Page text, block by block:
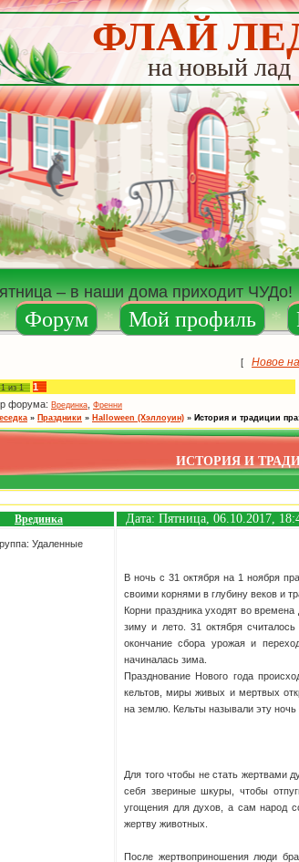
ФЛАЙ
на новый лад
– в наши дома приходит ЧУДо!
Форум * Мой профиль *
[ Новое
1из1
1
форума: Врединка Френни
» Праздники » Halloween (Хэллоуин) » История и традиции
ИСТОРИЯ И
Врединка Дата: Пятница, 06.10.2017,
Удаленные
В ночь с 31 октября на 1 ноября
своими корнями в глубину веков и
Корни праздника уходят во
зиму и лето. 31 октября
окончание сбора урожая и
начиналась зима.
Празднование Нового года
кельтов, миры живых и мертвых
на землю. Кельты называли эту
Для того чтобы не стать жертвами
себя звериные шкуры, чтобы
угощения для духов, а сам народ
жертву животных.
После жертвоприношения люди